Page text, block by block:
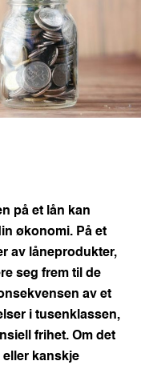
på et lån kan
økonomi. På et
av låneprodukter,
seg frem til de
av et
i tusenklassen,
frihet. Om det
kanskje